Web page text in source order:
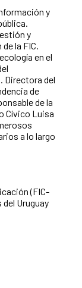
y
y
la FIC.
en el
Directora del
de
de la
Cívico Luisa
a lo largo
(FIC-
Uruguay